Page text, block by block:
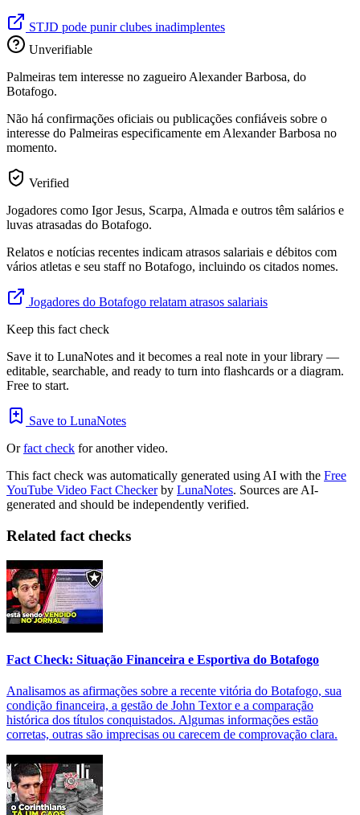
STJD pode punir clubes inadimplentes
Unverifiable
Palmeiras tem interesse no zagueiro Alexander Barbosa, do
Botafogo.
Não há confirmações oficiais ou publicações confiáveis sobre o
interesse do Palmeiras especificamente em Alexander Barbosa no
momento.
Verified
Jogadores como Igor Jesus, Scarpa, Almada e outros têm salários e
luvas atrasadas do Botafogo.
Relatos e notícias recentes indicam atrasos salariais e débitos com
vários atletas e seu staff no Botafogo, incluindo os citados nomes.
Jogadores do Botafogo relatam atrasos salariais
Keep this fact check
Save it to LunaNotes and it becomes a real note in your library —
editable, searchable, and ready to turn into flashcards or a diagram.
Free to start.
Save to LunaNotes
Orfact check for another video.
This fact check was automatically generated using AI with the Free
YouTube Video Fact Checkerby LunaNotes. Sources are AI-
generated and should be independently verified.
Related fact checks
Fact Check: Situação Financeira e Esportiva do Botafogo
Analisamos as afirmações sobre a recente vitória do Botafogo, sua
condição financeira, a gestão de John Textor e a comparação
histórica dos títulos conquistados. Algumas informações estão
corretas, outras são imprecisas ou carecem de comprovação clara.